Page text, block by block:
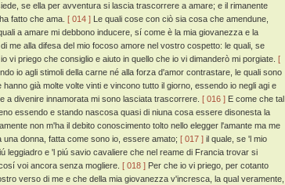
se ella per avventura si lascia trascorrere a amare; e il rimanente
fatto che ama. [ 014 ] Le quali cose con ciò sia cosa che amendune,
a amare mi debbono inducere, sí come è la mia giovanezza e la
me alla difesa del mio focoso amore nel vostro cospetto: le quali, se
priego che consiglio e aiuto in quello che io vi dimanderò mi porgiate. [
io agli stimoli della carne né alla forza d'amor contrastare, le quali sono
già molte volte vinti e vincono tutto il giorno, essendo io negli agi e
a divenire innamorata mi sono lasciata trascorrere. [ 016 ] E come che tal
essendo e stando nascosa quasi di niuna cosa essere disonesta la
non m'ha il debito conoscimento tolto nello elegger l'amante ma me
donna, fatta come sono io, essere amato; [ 017 ] il quale, se 'l mio
leggiadro e 'l piú savio cavaliere che nel reame di Francia trovar si
voi ancora senza mogliere. [ 018 ] Per che io vi priego, per cotanto
verso di me e che della mia giovanezza v'incresca, la qual veramente,